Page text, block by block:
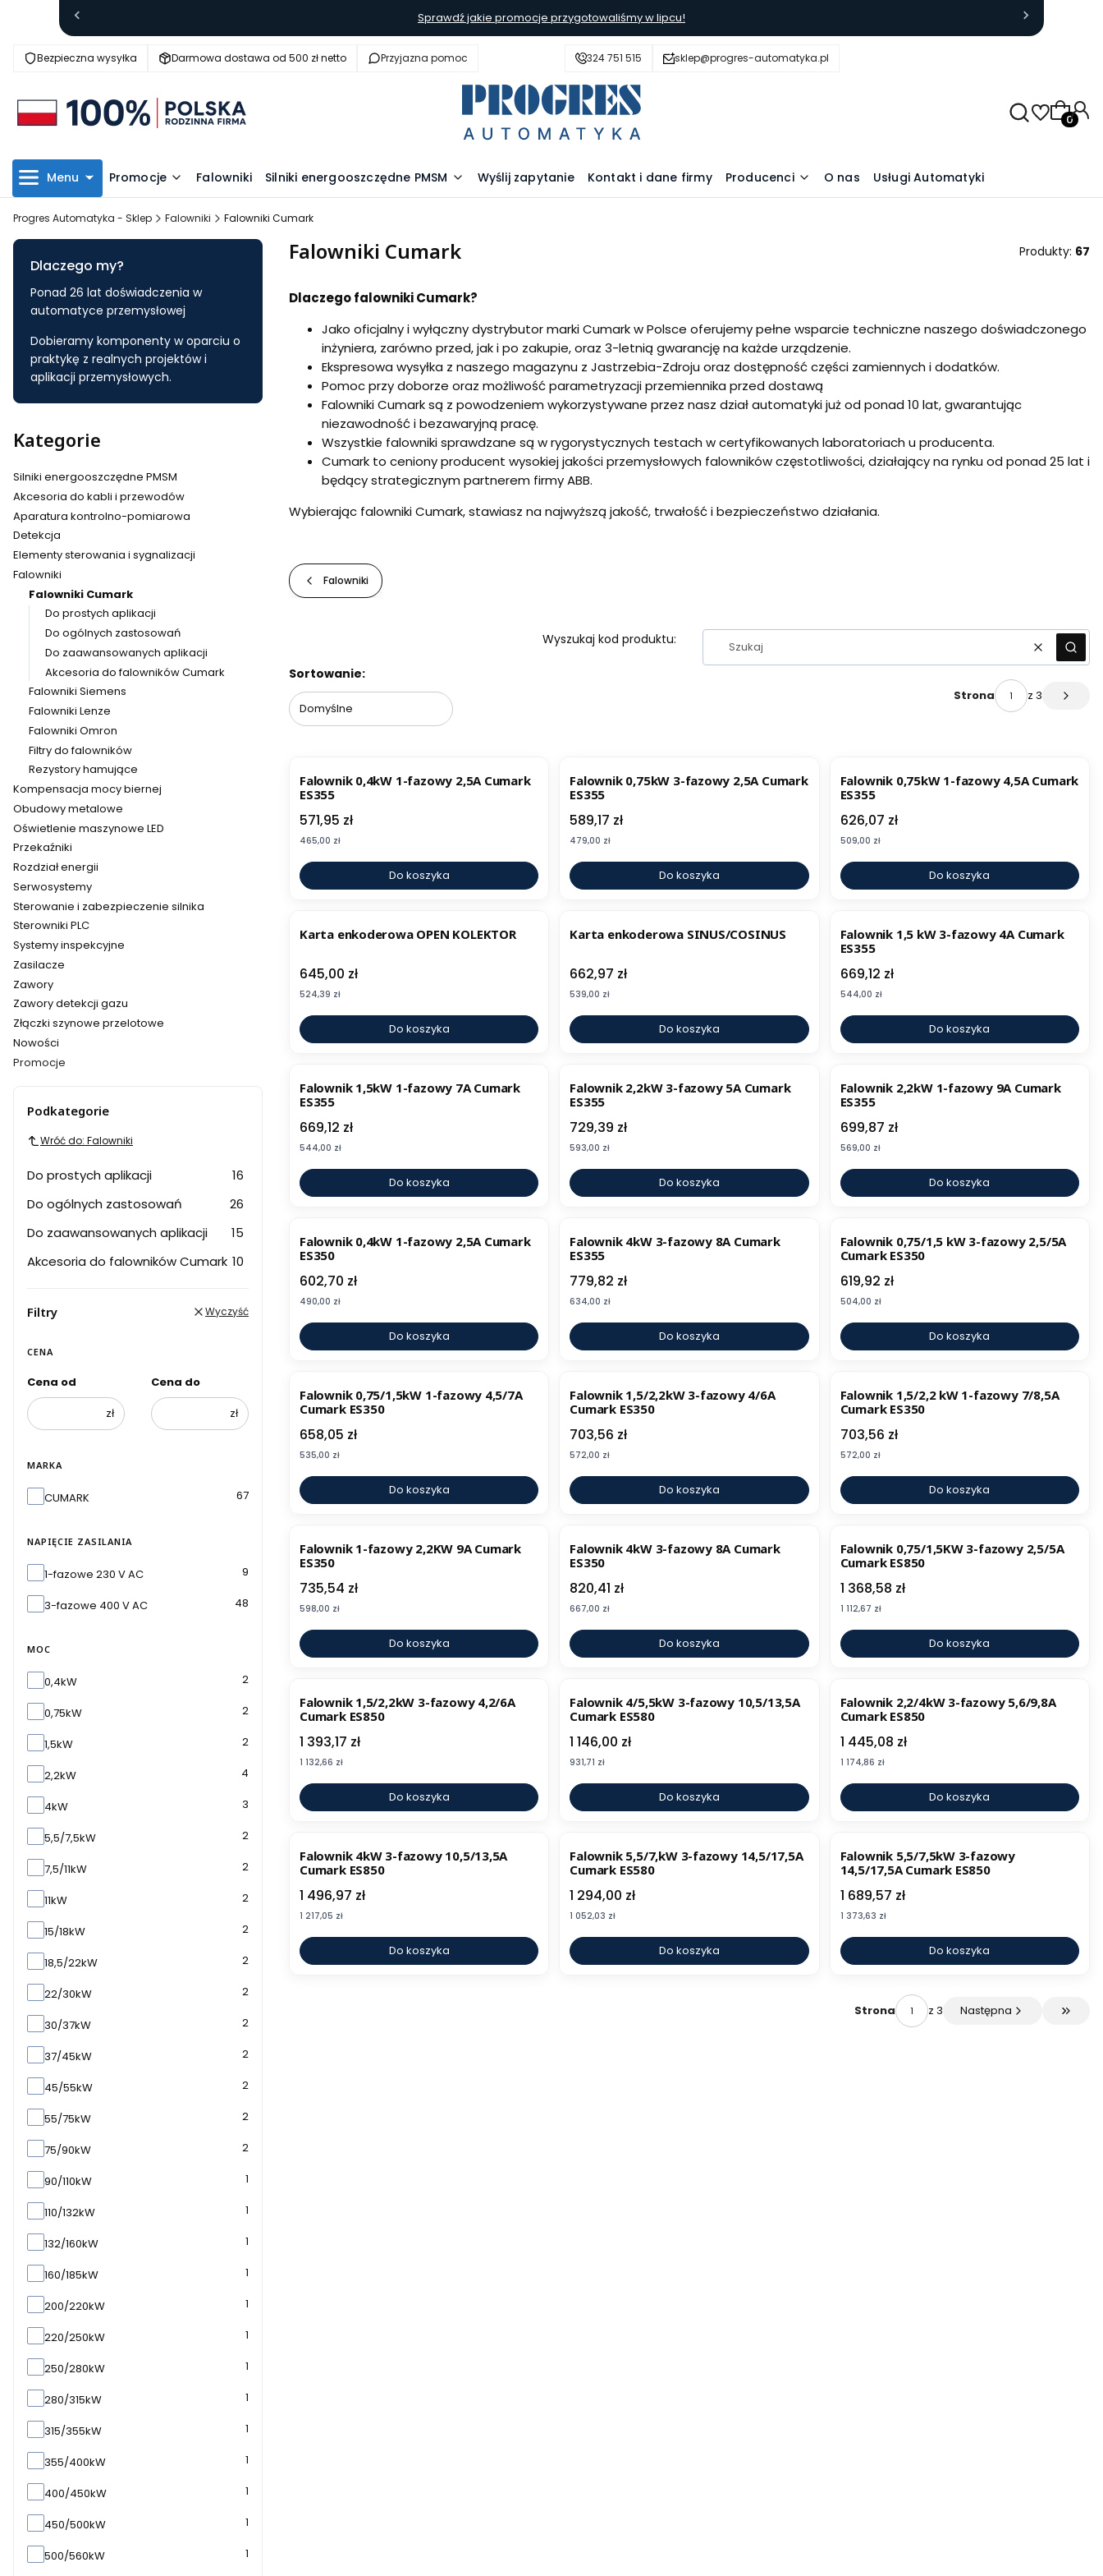
Sprawdź jakie promocje przygotowaliśmy w lipcu!
Bezpieczna wysyłka Darmowa dostawa od 500 zł netto Przyjazna pomoc 324 751 515 sklep@progres-automatyka.pl
Menu Promocje Falowniki Silniki energooszczędne PMSM Wyślij zapytanie Kontakt i dane firmy Producenci O nas Usługi Automatyki
Progres Automatyka - Sklep Falowniki Falowniki Cumark
Dlaczego my?
Ponad 26 lat doświadczenia w
automatyce przemysłowej
Dobieramy komponenty w oparciu o
praktykę z realnych projektów i
aplikacji przemysłowych.
Kategorie
Silniki energooszczędne PMSM
Akcesoria do kabli i przewodów
Aparatura kontrolno-pomiarowa
Detekcja
Elementy sterowania i sygnalizacji
Falowniki
Falowniki Cumark
Do prostych aplikacji
Do ogólnych zastosowań
Do zaawansowanych aplikacji
Akcesoria do falowników Cumark
Falowniki Siemens
Falowniki Lenze
Falowniki Omron
Filtry do falowników
Rezystory hamujące
Kompensacja mocy biernej
Obudowy metalowe
Oświetlenie maszynowe LED
Przekaźniki
Rozdział energii
Serwosystemy
Sterowanie i zabezpieczenie silnika
Sterowniki PLC
Systemy inspekcyjne
Zasilacze
Zawory
Zawory detekcji gazu
Złączki szynowe przelotowe
Nowości
Promocje
Podkategorie
Wróć do: Falowniki
Do prostych aplikacji
16
Do ogólnych zastosowań
26
Do zaawansowanych aplikacji
15
Akcesoria do falowników Cumark 10
Filtry Wyczyść
CENA
Cena od
zł
Cena do
zł
MARKA
Marka
CUMARK 67
NAPIĘCIE ZASILANIA
Napięcie zasilania
1-fazowe 230 V AC 9
3-fazowe 400 V AC 48
MOC
Moc0,4kW 2
0,75kW 2
1,5kW 2
2,2kW 4
4kW 3
5,5/7,5kW 2
7,5/11kW 2
11kW 2
15/18kW 2
18,5/22kW 2
22/30kW 2
30/37kW 2
37/45kW 2
45/55kW 2
55/75kW 2
75/90kW 2
90/110kW 1
110/132kW 1
132/160kW 1
160/185kW 1
200/220kW 1
220/250kW 1
250/280kW 1
280/315kW 1
315/355kW 1
355/400kW 1
400/450kW 1
450/500kW 1
500/560kW 1
Falowniki Cumark Produkty: 67
Dlaczego falowniki Cumark?
Jako oficjalny i wyłączny dystrybutor marki Cumark w Polsce oferujemy pełne wsparcie techniczne naszego doświadczonego
inżyniera, zarówno przed, jak i po zakupie, oraz 3-letnią gwarancję na każde urządzenie.
Ekspresowa wysyłka z naszego magazynu z Jastrzebia-Zdroju oraz dostępność części zamiennych i dodatków.
Pomoc przy doborze oraz możliwość parametryzacji przemiennika przed dostawą
Falowniki Cumark są z powodzeniem wykorzystywane przez nasz dział automatyki już od ponad 10 lat, gwarantując
niezawodność i bezawaryjną pracę.
Wszystkie falowniki sprawdzane są w rygorystycznych testach w certyfikowanych laboratoriach u producenta.
Cumark to ceniony producent wysokiej jakości przemysłowych falowników częstotliwości, działający na rynku od ponad 25 lat i
będący strategicznym partnerem firmy ABB.
Wybierając falowniki Cumark, stawiasz na najwyższą jakość, trwałość i bezpieczeństwo działania.
Falowniki
Wyszukaj kod produktu:
Wyczyść
Lista produktów
Sortowanie:
Domyślne
Strona z 3
Falownik 0,4kW 1-fazowy 2,5A Cumark
ES355
Cena
571,95 zł
Cena
465,00 zł
Do koszyka
Falownik 0,75kW 3-fazowy 2,5A Cumark
ES355
Cena
589,17 zł
Cena
479,00 zł
Do koszyka
Falownik 0,75kW 1-fazowy 4,5A Cumark
ES355
Cena
626,07 zł
Cena
509,00 zł
Do koszyka
Karta enkoderowa OPEN KOLEKTOR
Cena
645,00 zł
Cena
524,39 zł
Do koszyka
Karta enkoderowa SINUS/COSINUS
Cena
662,97 zł
Cena
539,00 zł
Do koszyka
Falownik 1,5 kW 3-fazowy 4A Cumark
ES355
Cena
669,12 zł
Cena
544,00 zł
Do koszyka
Falownik 1,5kW 1-fazowy 7A Cumark
ES355
Cena
669,12 zł
Cena
544,00 zł
Do koszyka
Falownik 2,2kW 3-fazowy 5A Cumark
ES355
Cena
729,39 zł
Cena
593,00 zł
Do koszyka
Falownik 2,2kW 1-fazowy 9A Cumark
ES355
Cena
699,87 zł
Cena
569,00 zł
Do koszyka
Falownik 0,4kW 1-fazowy 2,5A Cumark
ES350
Cena
602,70 zł
Cena
490,00 zł
Do koszyka
Falownik 4kW 3-fazowy 8A Cumark
ES355
Cena
779,82 zł
Cena
634,00 zł
Do koszyka
Falownik 0,75/1,5 kW 3-fazowy 2,5/5A
Cumark ES350
Cena
619,92 zł
Cena
504,00 zł
Do koszyka
Falownik 0,75/1,5kW 1-fazowy 4,5/7A
Cumark ES350
Cena
658,05 zł
Cena
535,00 zł
Do koszyka
Falownik 1,5/2,2kW 3-fazowy 4/6A
Cumark ES350
Cena
703,56 zł
Cena
572,00 zł
Do koszyka
Falownik 1,5/2,2 kW 1-fazowy 7/8,5A
Cumark ES350
Cena
703,56 zł
Cena
572,00 zł
Do koszyka
Falownik 1-fazowy 2,2KW 9A Cumark
ES350
Cena
735,54 zł
Cena
598,00 zł
Do koszyka
Falownik 4kW 3-fazowy 8A Cumark
ES350
Cena
820,41 zł
Cena
667,00 zł
Do koszyka
Falownik 0,75/1,5KW 3-fazowy 2,5/5A
Cumark ES850
Cena
1 368,58 zł
Cena
1 112,67 zł
Do koszyka
Falownik 1,5/2,2kW 3-fazowy 4,2/6A
Cumark ES850
Cena
1 393,17 zł
Cena
1 132,66 zł
Do koszyka
Falownik 4/5,5kW 3-fazowy 10,5/13,5A
Cumark ES580
Cena
1 146,00 zł
Cena
931,71 zł
Do koszyka
Falownik 2,2/4kW 3-fazowy 5,6/9,8A
Cumark ES850
Cena
1 445,08 zł
Cena
1 174,86 zł
Do koszyka
Falownik 4kW 3-fazowy 10,5/13,5A
Cumark ES850
Cena
1 496,97 zł
Cena
1 217,05 zł
Do koszyka
Falownik 5,5/7,kW 3-fazowy 14,5/17,5A
Cumark ES580
Cena
1 294,00 zł
Cena
1 052,03 zł
Do koszyka
Falownik 5,5/7,5kW 3-fazowy
14,5/17,5A Cumark ES850
Cena
1 689,57 zł
Cena
1 373,63 zł
Do koszyka
Strona z 3 Następna